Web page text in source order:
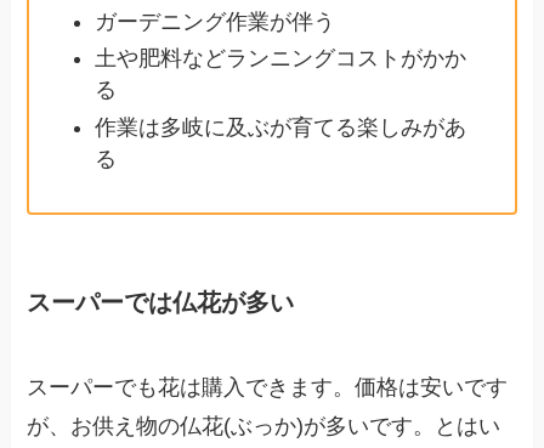
ガーデニング作業が伴う
土や肥料などランニングコストがかか
る
作業は多岐に及ぶが育てる楽しみがあ
る
スーパーでは仏花が多い
スーパーでも花は購入できます。価格は安いです
が、お供え物の仏花(ぶっか)が多いです。とはい